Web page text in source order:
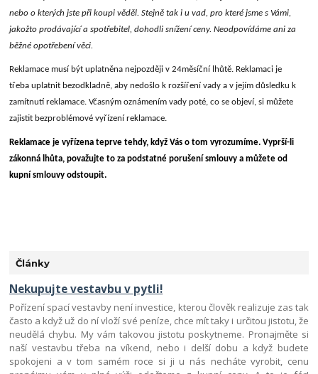
Články
Nekupujte vestavbu v pytli!
Pořízení spací vestavby není investice, kterou člověk realizuje zas tak
často a když už do ní vloží své peníze, chce mít taky i určitou jistotu, že
neudělá chybu. My vám takovou jistotu poskytneme. Pronajměte si
naší vestavbu třeba na víkend, nebo i delší dobu a když budete
spokojeni a v tom samém roce si ji u nás necháte vyrobit, cenu
nebo o kterých jste při koupi věděl. Stejně tak i u vad, pro které jsme s Vámi,
jakožto prodávající a spotřebitel, dohodli snížení ceny. Neodpovídáme ani za
běžné opotřebení věci.
Reklamace musí být uplatněna nejpozději v 24měsíční lhůtě. Reklamaci je
třeba uplatnit bezodkladně, aby nedošlo k rozšíření vady a v jejím důsledku k
zamítnutí reklamace. Včasným oznámením vady poté, co se objeví, si můžete
zajistit bezproblémové vyřízení reklamace.
Reklamace je vyřízena teprve tehdy, když Vás o tom vyrozumíme. Vyprší-li
zákonná lhůta, považujte to za podstatné porušení smlouvy a můžete od
kupní smlouvy odstoupit.